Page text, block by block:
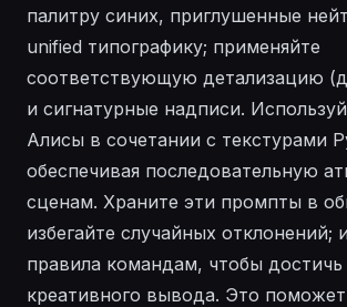
палитру синих, приглушенные
unified типографику; применяйте
соответствующую детализацию
и сигнатурные надписи.
Алисы в сочетании с текстурами
обеспечивая последовательную
сценам. Храните эти промпты в
избегайте случайных отклонений;
правила командам, чтобы достичь
креативного вывода. Это